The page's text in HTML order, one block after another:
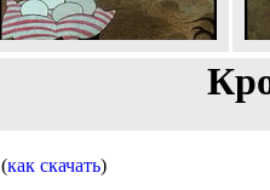
(как скачать)